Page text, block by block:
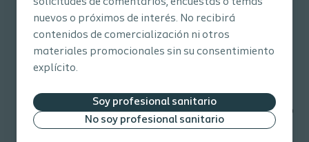
nuevos o próximos de interés. No recibirá
contenidos de comercialización ni otros
materiales promocionales sin su consentimiento
explícito.
Soy profesional sanitario
No soy profesional sanitario
Diario Intestinal Peristeen
Plus
Diario
Plus